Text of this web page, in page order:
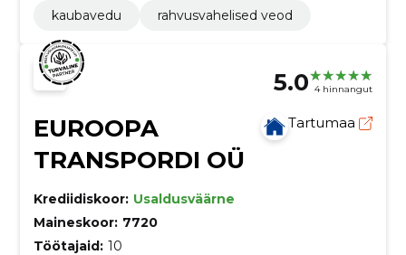
kaubavedu
rahvusvahelised veod
5.0 4 hinnangut
EUROOPA
TRANSPORDI OÜ
Tartumaa
Krediidiskoor: Usaldusväärne
Maineskoor: 7720
Töötajaid: 10